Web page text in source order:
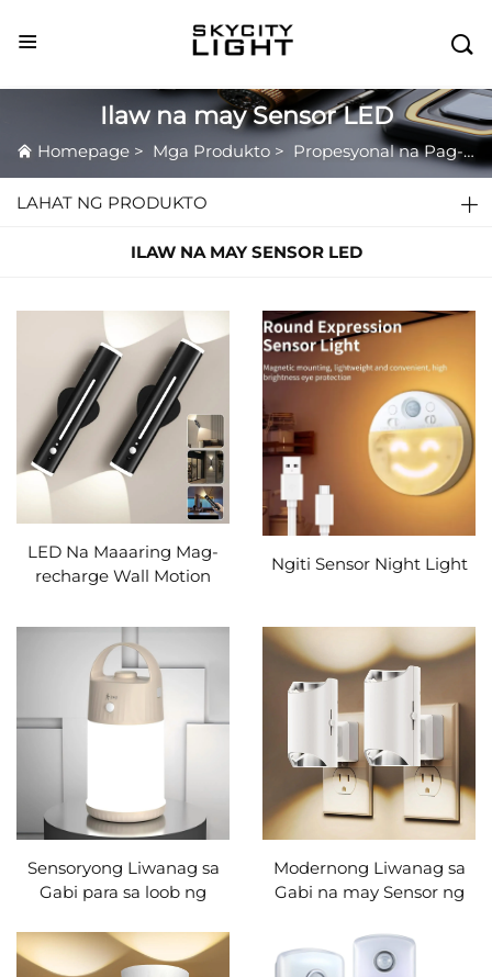

Ilaw na may Sensor LED
Homepage > Mga Produkto > Propesyonal na Pag-iilaw
LAHAT NG PRODUKTO
ILAW NA MAY SENSOR LED
LED Na Maaaring Mag-
recharge Wall Motion
Ngiti Sensor Night Light
Sensoryong Liwanag sa
Gabi para sa loob ng
Modernong Liwanag sa
Gabi na may Sensor ng